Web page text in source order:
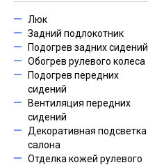
Люк
Задний подлокотник
Подогрев задних сидений
Обогрев рулевого колеса
Подогрев передних
сидений
Вентиляция передних
сидений
Декоративная подсветка
салона
Отделка кожей рулевого